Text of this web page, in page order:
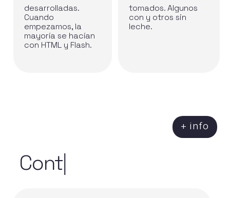
desarrolladas.
Cuando
empezamos, la
mayoría se hacían
con HTML y Flash.
tomados. Algunos
con y otros sin
leche.
+ info
Contac